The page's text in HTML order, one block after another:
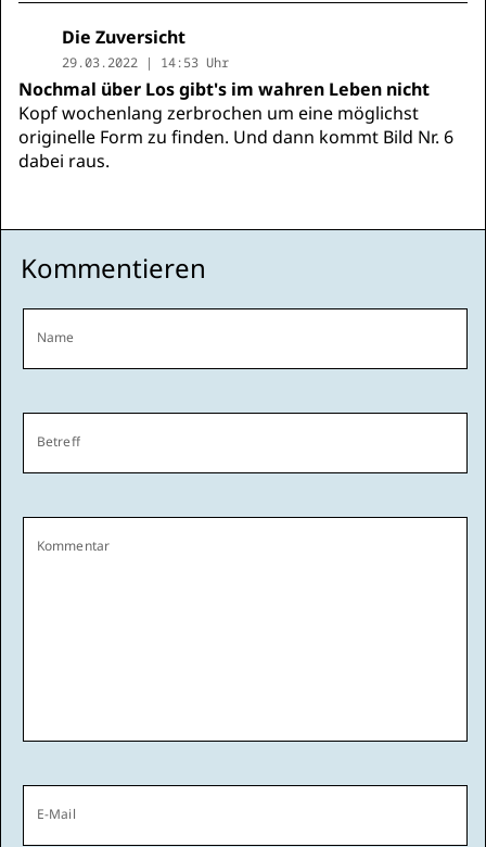
Die Zuversicht
29.03.2022 | 14:53 Uhr
Nochmal über Los gibt's im wahren Leben nicht
Kopf wochenlang zerbrochen um eine möglichst
originelle Form zu finden. Und dann kommt Bild Nr. 6
dabei raus.
Kommentieren
Name
Betreff
Kommentar
E-Mail